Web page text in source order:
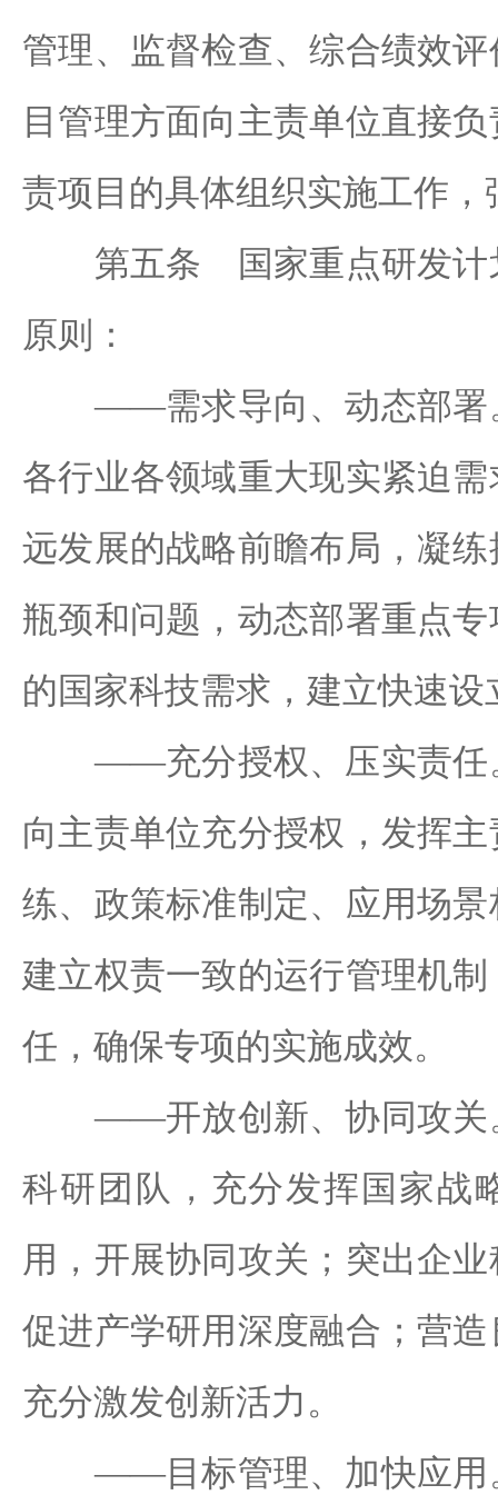
管理、监督检查、综合绩效
目管理方面向主责单位直接
责项目的具体组织实施工作，
第五条 国家重点研发计
原则：
——需求导向、动态部署
各行业各领域重大现实紧迫
远发展的战略前瞻布局，凝
瓶颈和问题，动态部署重点
的国家科技需求，建立快速
——充分授权、压实责任
向主责单位充分授权，发挥
练、政策标准制定、应用场
建立权责一致的运行管理机
任，确保专项的实施成效。
——开放创新、协同攻关
科研团队，充分发挥国家战
用，开展协同攻关；突出企
促进产学研用深度融合；营
充分激发创新活力。
——目标管理、加快应用